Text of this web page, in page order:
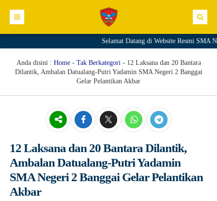
Sambutan Kepala Sekolah
Visi Sekolah
Misi Sekolah
Komite Sekolah
Fasilitas
Direktori
Siswa
Materi+Tugas
Kesiswaan
Agenda
Blog
Editorial
E.GTK
Dapodik PTK
SIM PKB
Selamat Datang di Website Resmi SMA
Anda disini : Home- Tak Berkategori- 12 Laksana dan 20 Bantara
Dilantik, Ambalan Datualang-Putri Yadamin SMA Negeri 2 Banggai
Gelar Pelantikan Akbar
12 Laksana dan 20 Bantara Dilantik,
Ambalan Datualang-Putri Yadamin
SMA Negeri 2 Banggai Gelar Pelantikan
Akbar